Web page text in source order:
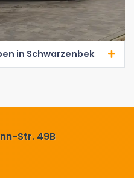
in Schwarzenbek
Str. 49B